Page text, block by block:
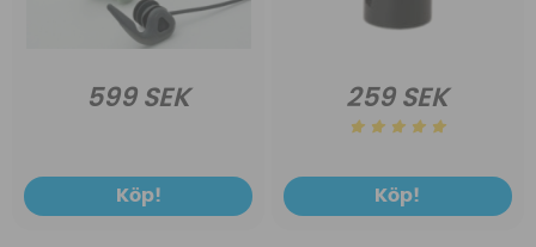
599 SEK
Köp!
259 SEK
Köp!